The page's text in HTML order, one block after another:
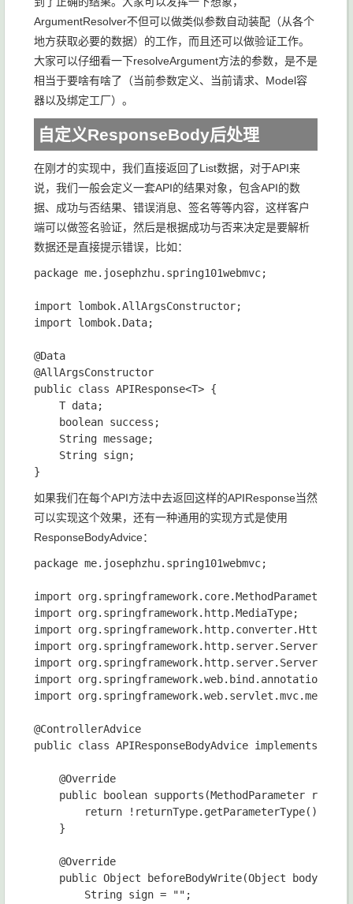
ArgumentResolver不但可以做类似参数自动装配（从各个
地方获取必要的数据）的工作，而且还可以做验证工作。
大家可以仔细看一下resolveArgument方法的参数，是不是
相当于要啥有啥了（当前参数定义、当前请求、Model容
器以及绑定工厂）。
自定义ResponseBody后处理
在刚才的实现中，我们直接返回了List数据，对于API来
说，我们一般会定义一套API的结果对象，包含API的数
据、成功与否结果、错误消息、签名等等内容，这样客户
端可以做签名验证，然后是根据成功与否来决定是要解析
数据还是直接提示错误，比如：
package me.josephzhu.spring101webmvc;
import lombok.AllArgsConstructor;
import lombok.Data;
@Data
@AllArgsConstructor
public class APIResponse<T> {
    T data;
    boolean success;
    String message;
    String sign;
如果我们在每个API方法中去返回这样的APIResponse当然
可以实现这个效果，还有一种通用的实现方式是使用
ResponseBodyAdvice：
package me.josephzhu.spring101webmvc;
import org.springframework.core.MethodParameter;
import org.springframework.http.MediaType;
import
import
import
import
import
@ControllerAdvice
public class APIResponseBodyAdvice implements
    @Override
public boolean supports(MethodParameter
return
    }
    @Override
public Object beforeBodyWrite(Object body,
        String sign = "";